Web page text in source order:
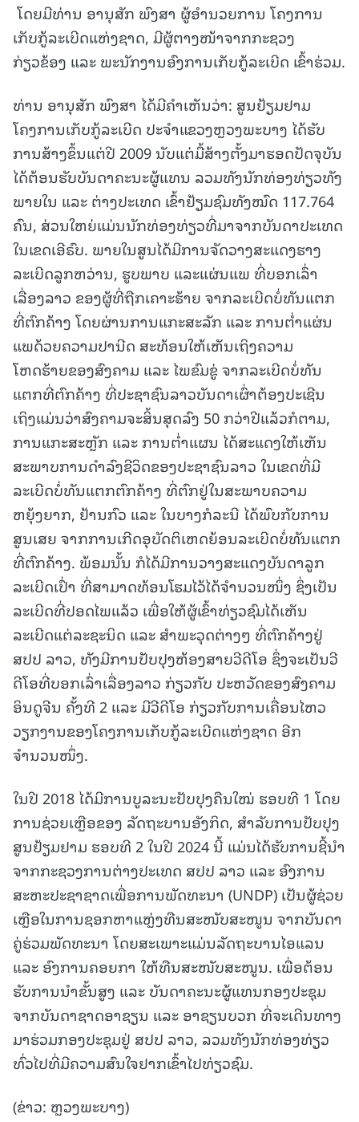
ໂດຍມີທ່ານ ອານຸສັກ ພົງສາ ຜູ້ອຳນວຍການ ໂຄງການ
ເກັບກູ້ລະເບີດແຫ່ງຊາດ, ມີຜູ້ຕາງໜ້າຈາກກະຊວງ
ກ່ຽວຂ້ອງ ແລະ ພະນັກງານອົງການເກັບກູ້ລະເບີດ ເຂົ້າຮ່ວມ.
ທ່ານ ອານຸສັກ ພົງສາ ໄດ້ມີຄໍາເຫັນວ່າ: ສູນຢ້ຽມຢາມ
ໂຄງການເກັບກູ້ລະເບີດ ປະຈຳແຂວງຫຼວງພະບາງ ໄດ້ຮັບ
ການສ້າງຂຶ້ນແຕ່ປີ 2009 ນັບແຕ່ມື້ສ້າງຕັ້ງມາຮອດປັດຈຸບັນ
ໄດ້ຕ້ອນຮັບບັນດາຄະນະຜູ້ແທນ ລວມທັງນັກທ່ອງທ່ຽວທັງ
ພາຍໃນ ແລະ ຕ່າງປະເທດ ເຂົ້າຢ້ຽມຊົມທັງໝົດ 117.764
ຄົນ, ສ່ວນໃຫຍ່ແມ່ນນັກທ່ອງທ່ຽວທີ່ມາຈາກບັນດາປະເທດ
ໃນເຂດເອີຣົບ. ພາຍໃນສູນໄດ້ມີການຈັດວາງສະແດງຮາງ
ລະເບີດລູກຫວ່ານ, ຮູບພາບ ແລະແຜ່ນແພ ທີ່ບອກເລົ່າ
ເລື່ອງລາວ ຂອງຜູ້ທີ່ຖືກເຄາະຮ້າຍ ຈາກລະເບີດບໍ່ທັນແຕກ
ທີ່ຕົກຄ້າງ ໂດຍຜ່ານການແກະສະລັກ ແລະ ການຕໍ່າແຜ່ນ
ແພດ້ວຍຄວາມປານີດ ສະທ້ອນໃຫ້ເຫັນເຖິງຄວາມ
ໂຫດຮ້າຍຂອງສົງຄາມ ແລະ ໄພຂົມຂູ່ ຈາກລະເບີດບໍ່ທັນ
ແຕກທີ່ຕົກຄ້າງ ທີ່ປະຊາຊົນລາວບັນດາເຜົ່າຕ້ອງປະເຊີນ
ເຖິງແມ່ນວ່າສົງຄາມຈະສິ້ນສຸດລົງ 50 ກວ່າປີແລ້ວກໍຕາມ,
ການແກະສະຫຼັກ ແລະ ການຕ່ຳແຜນ ໄດ້ສະແດງໃຫ້ເຫັນ
ສະພາບການດຳລົງຊີວິດຂອງປະຊາຊົນລາວ ໃນເຂດທີ່ມີ
ລະເບີດບໍ່ທັນແຕກຕົກຄ້າງ ທີ່ຕົກຢູ່ໃນສະພາບຄວາມ
ຫຍຸ້ງຍາກ, ຢ້ານກົວ ແລະ ໃນບາງກໍລະນີ ໄດ້ພົບກັບການ
ສູນເສຍ ຈາກການເກີດອຸບັດຕິເຫດຍ້ອນລະເບີດບໍ່ທັນແຕກ
ທີ່ຕົກຄ້າງ. ພ້ອມນັ້ນ ກໍໄດ້ມີການວາງສະແດງບັນດາລູກ
ລະເບີດເປົ່າ ທີ່ສາມາດທ້ອນໂຮມໄວ້ໄດ້ຈຳນວນໜຶ່ງ ຊຶ່ງເປັນ
ລະເບີດທີ່ປອດໄພແລ້ວ ເພື່ອໃຫ້ຜູ້ເຂົ້າທ່ຽວຊົມໄດ້ເຫັນ
ລະເບີດແຕ່ລະຊະນິດ ແລະ ສຳພະວຸດຕ່າງໆ ທີ່ຕົກຄ້າງຢູ່
ສປປ ລາວ, ທັງມີການປັບປຸງຫ້ອງສາຍວີດີໂອ ຊຶ່ງຈະເປັນວີ
ດີໂອທີ່ບອກເລົ່າເລື່ອງລາວ ກ່ຽວກັບ ປະຫວັດຂອງສົງຄາມ
ອິນດູຈີນ ຄັ້ງທີ 2 ແລະ ມີວີດີໂອ ກ່ຽວກັບການເຄື່ອນໄຫວ
ວຽກງານຂອງໂຄງການເກັບກູ້ລະເບີດແຫ່ງຊາດ ອີກ
ຈຳນວນໜຶ່ງ.
ໃນປີ 2018 ໄດ້ມີການບູລະນະປັບປຸງຄືນໃໝ່ ຮອບທີ 1 ໂດຍ
ການຊ່ວຍເຫຼືອຂອງ ລັດຖະບານອັງກິດ, ສຳລັບການປັບປຸງ
ສູນຢ້ຽມຢາມ ຮອບທີ 2 ໃນປີ 2024 ນີ້ ແມ່ນໄດ້ຮັບການຊີ້ນໍາ
ຈາກກະຊວງການຕ່າງປະເທດ ສປປ ລາວ ແລະ ອົງການ
ສະຫະປະຊາຊາດເພື່ອການພັດທະນາ (UNDP) ເປັນຜູ້ຊ່ວຍ
ເຫຼືອໃນການຊອກຫາແຫຼ່ງທືນສະໜັບສະໜູນ ຈາກບັນດາ
ຄູ່ຮ່ວມພັດທະນາ ໂດຍສະເພາະແມ່ນລັດຖະບານໄອແລນ
ແລະ ອົງການຄອຍກາ ໃຫ້ທືນສະໜັບສະໜູນ. ເພື່ອຕ້ອນ
ຮັບການນໍາຂັ້ນສູງ ແລະ ບັນດາຄະນະຜູ້ແທນກອງປະຊຸມ
ຈາກບັນດາຊາດອາຊຽນ ແລະ ອາຊຽນບວກ ທີ່ຈະເດີນທາງ
ມາຮ່ວມກອງປະຊຸມຢູ່ ສປປ ລາວ, ລວມທັງນັກທ່ອງທ່ຽວ
ທົ່ວໄປທີ່ມີຄວາມສົນໃຈຢາກເຂົ້າໄປທ່ຽວຊົມ.
(ຂ່າວ: ຫຼວງພະບາງ)